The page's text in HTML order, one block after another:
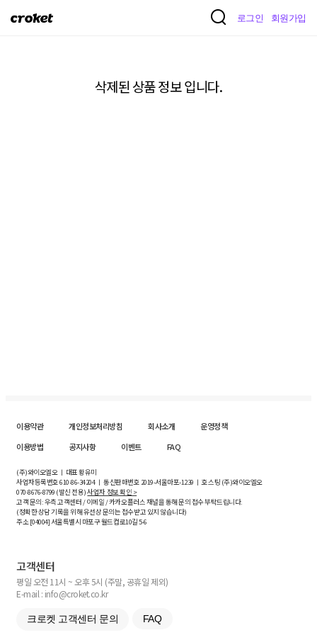
크
로그인 회원가입
삭제된 상품 정보 입니다.
이용약관 개인정보처리방침 회사소개
운영정책
이용방법
공지사항 이벤트 FAQ
(주)와이오엘오 ㅣ 대표 황유미
사업자등록번호610-86-34204ㅣ 통신판매번호 2019-서울마포-1239 ㅣ 호스팅 (주)와이오엘오
070-8676-8799 (발신 전용)사업자 정보 확인 >
고객 문의: 우측 고객센터 / 이메일 / 카카오플러스 채널을 통해 문의 접수 부탁드립니다.
(정확한 상담 기록을 위해 유선상 문의는 접수받고 있지 않습니다)
주소 [04004] 서울특별시 마포구 월드컵로10길5-6
고객센터
평일 오전 11시 ~ 오후 5시 (주말, 공휴일 제외)
E-mail : info@croket.co.kr
크로켓 고객센터 문의 FAQ